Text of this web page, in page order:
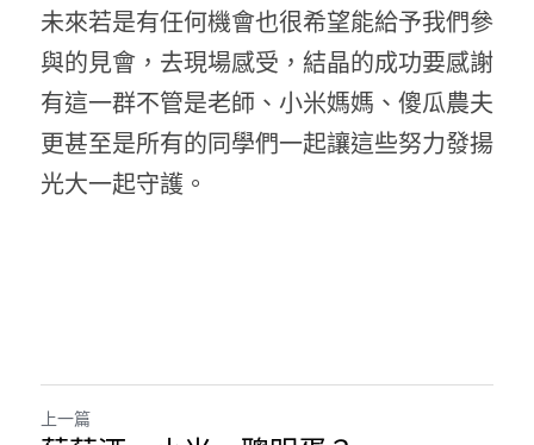
未來若是有任何機會也很希望能給予我們參
與的見會，去現場感受，結晶的成功要感謝
有這一群不管是老師、小米媽媽、傻瓜農夫
更甚至是所有的同學們一起讓這些努力發揚
光大一起守護。
上一篇